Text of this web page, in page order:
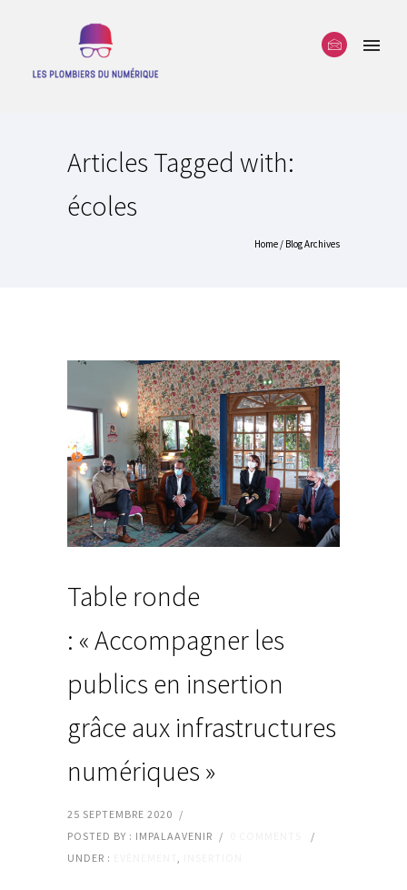
Articles Tagged with:
écoles
Home / Blog Archives
Table ronde
: « Accompagner les
publics en insertion
grâce aux infrastructures
numériques »
25 SEPTEMBRE 2020 /
POSTED BY : IMPALAAVENIR /
/
UNDER :
,